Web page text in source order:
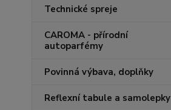
Technické spreje
CAROMA - přírodní
autoparfémy
Povinná výbava, doplňky
Reflexní tabule a samolepky